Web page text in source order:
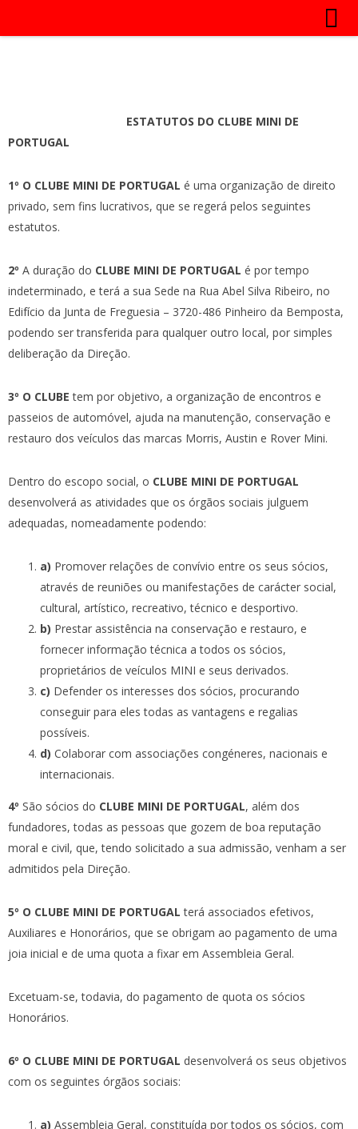
ESTATUTOS DO CLUBE MINI DE
PORTUGAL
1º O CLUBE MINI DE PORTUGAL é uma organização de direito
privado, sem fins lucrativos, que se regerá pelos seguintes
estatutos.
2º A duração do CLUBE MINI DE PORTUGAL é por tempo
indeterminado, e terá a sua Sede na Rua Abel Silva Ribeiro, no
Edifício da Junta de Freguesia – 3720-486 Pinheiro da Bemposta,
podendo ser transferida para qualquer outro local, por simples
deliberação da Direção.
3º O CLUBE tem por objetivo, a organização de encontros e
passeios de automóvel, ajuda na manutenção, conservação e
restauro dos veículos das marcas Morris, Austin e Rover Mini.
Dentro do escopo social, o CLUBE MINI DE PORTUGAL
desenvolverá as atividades que os órgãos sociais julguem
adequadas, nomeadamente podendo:
a) Promover relações de convívio entre os seus sócios,
através de reuniões ou manifestações de carácter social,
cultural, artístico, recreativo, técnico e desportivo.
b) Prestar assistência na conservação e restauro, e
fornecer informação técnica a todos os sócios,
proprietários de veículos MINI e seus derivados.
c) Defender os interesses dos sócios, procurando
conseguir para eles todas as vantagens e regalias
possíveis.
d) Colaborar com associações congéneres, nacionais e
internacionais.
4º São sócios do CLUBE MINI DE PORTUGAL, além dos
fundadores, todas as pessoas que gozem de boa reputação
moral e civil, que, tendo solicitado a sua admissão, venham a ser
admitidos pela Direção.
5º O CLUBE MINI DE PORTUGAL terá associados efetivos,
Auxiliares e Honorários, que se obrigam ao pagamento de uma
joia inicial e de uma quota a fixar em Assembleia Geral.
Excetuam-se, todavia, do pagamento de quota os sócios
Honorários.
6º O CLUBE MINI DE PORTUGAL desenvolverá os seus objetivos
com os seguintes órgãos sociais:
a) Assembleia Geral, constituída por todos os sócios, com